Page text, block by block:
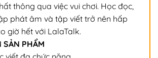
thông qua việc vui chơi. Học đọc,
phát âm và tập viết trở nên hấp
giờ hết với LalaTalk.
SẢN PHẨM